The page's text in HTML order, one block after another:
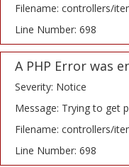
Filename: controllers/
Line Number: 698
A PHP Error was
Severity: Notice
Message: Trying to get
Filename: controllers/
Line Number: 698